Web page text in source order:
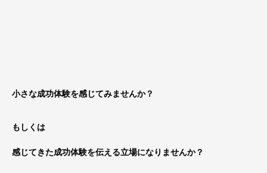
小さな成功体験を感じてみませんか？
もしくは
感じてきた成功体験を伝える立場になりませんか？